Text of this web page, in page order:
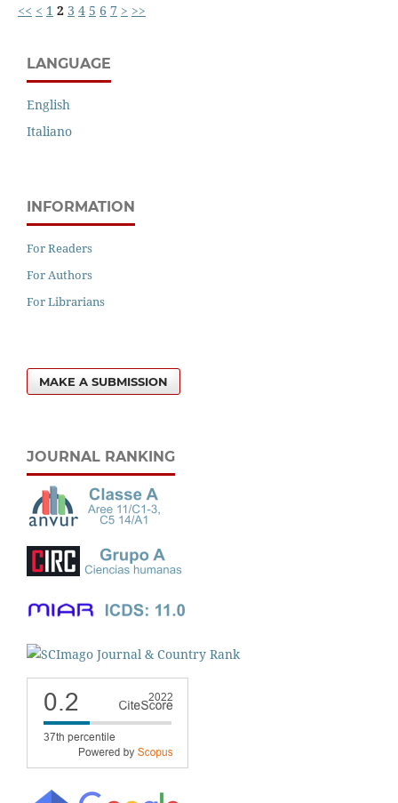
<< < 1 2 3 4 5 6 7 > >>
LANGUAGE
English
Italiano
INFORMATION
For Readers
For Authors
For Librarians
MAKE A SUBMISSION
JOURNAL RANKING